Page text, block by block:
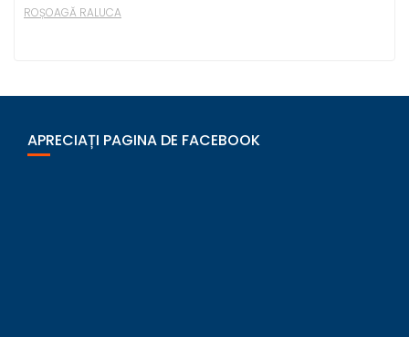
ROȘOAGĂ RALUCA
APRECIAȚI PAGINA DE FACEBOOK